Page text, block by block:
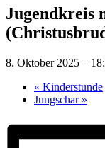
Jugendkreis
8. Oktober 2025 –
« Kinderstunde
Jungschar »